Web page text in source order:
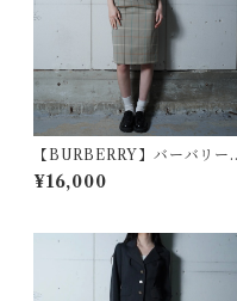
【BURBERRY】バーバリー
ロゴボタンWOOL100％ 半袖
ジャケット・スカートセット
¥16,000